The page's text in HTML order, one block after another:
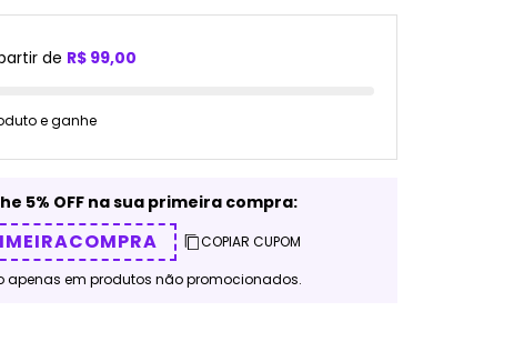
de R$ 99,00
e ganhe
5% OFF na sua primeira compra:
COPIAR CUPOM
apenas em produtos não promocionados.